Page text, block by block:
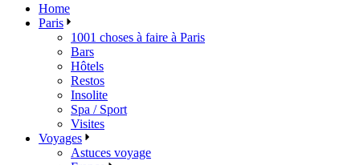
Home
Paris
1001 choses à faire à Paris
Bars
Hôtels
Restos
Insolite
Spa / Sport
Visites
Voyages
Astuces voyage